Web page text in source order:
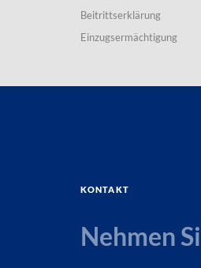
Beitrittserklärung
Einzugsermächtigung
Kontakt
Nehmen